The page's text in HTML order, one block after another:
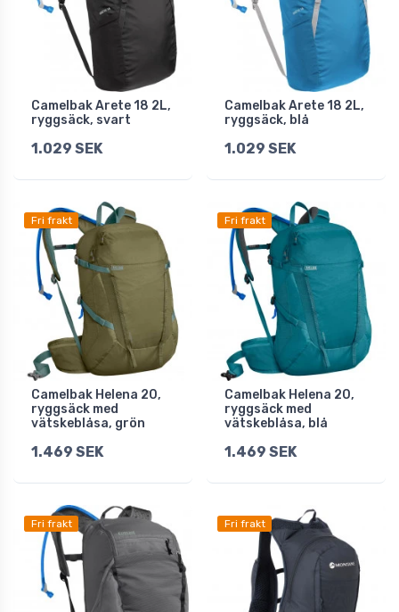
Camelbak Arete 18 2L,
ryggsäck, svart
1.029 SEK
Camelbak Arete 18 2L,
ryggsäck, blå
1.029 SEK
Fri frakt
Camelbak Helena 20,
ryggsäck med
vätskeblåsa, grön
1.469 SEK
Fri frakt
Camelbak Helena 20,
ryggsäck med
vätskeblåsa, blå
1.469 SEK
Fri frakt Fri frakt